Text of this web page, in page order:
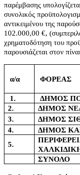
παρέμβασης
συνολικός
αντικειμένου της
102.000,00 €,
χρηματοδότηση του
παρουσιάζεται στον
α/α ΦΟΡΕΑΣ
1.
ΔΗΜΟΣ
2.
ΔΗΜΟΣ
3.
ΔΗΜΟΣ
4.
ΔΗΜΟΣ
5.
ΣΥΝΟΛΟ